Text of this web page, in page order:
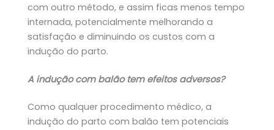
com outro método, e assim ficas menos tempo
internada, potencialmente melhorando a
satisfação e diminuindo os custos com a
indução do parto.
A indução com balão tem efeitos adversos?
Como qualquer procedimento médico, a
indução do parto com balão tem potenciais